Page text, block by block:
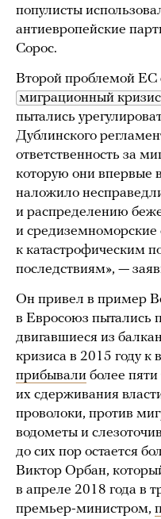
популисты
антиевропейские
Сорос.
Второй проблемой ЕС
миграционный кризис
пытались
Дублинского
ответственность за
которую они впервые
наложило
и распределению
и средиземноморские
к катастрофическим
последствиям», —
Он привел в пример
в Евросоюз пытались
двигавшиеся из
кризиса в 2015 году к
прибывали более
их сдерживания
проволоки, против
водометы и
до сих пор остается
Виктор Орбан,
в апреле 2018 года в
премьер-министром,